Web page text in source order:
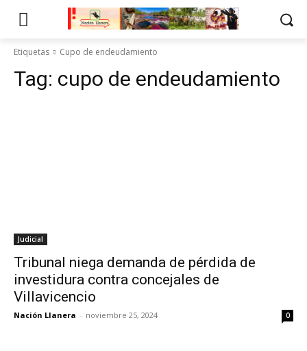
Etiquetas Cupo de endeudamiento
Tag: cupo de endeudamiento
Judicial
Tribunal niega demanda de pérdida de
investidura contra concejales de
Villavicencio
Nación Llanera - noviembre 25, 2024 0